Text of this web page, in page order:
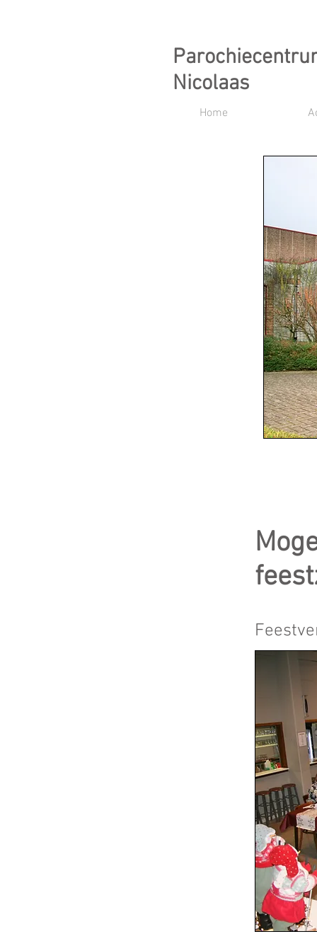
Nicolaas
Home